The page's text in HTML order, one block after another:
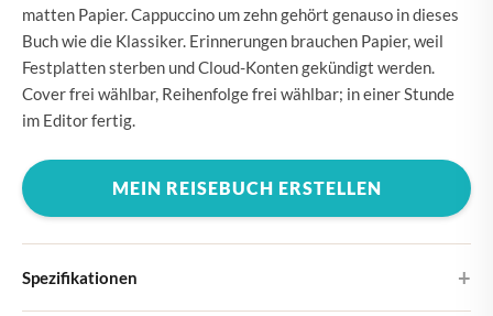
matten Papier. Cappuccino um zehn gehört genauso in dieses
Buch wie die Klassiker. Erinnerungen brauchen Papier, weil
Festplatten sterben und Cloud-Konten gekündigt werden.
Cover frei wählbar, Reihenfolge frei wählbar; in einer Stunde
im Editor fertig.
MEIN REISEBUCH ERSTELLEN
Spezifikationen